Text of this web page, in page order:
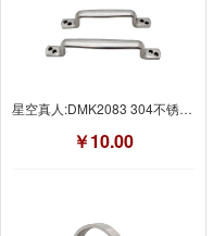
星空真人:DMK2083 304不锈钢拉手
￥10.00